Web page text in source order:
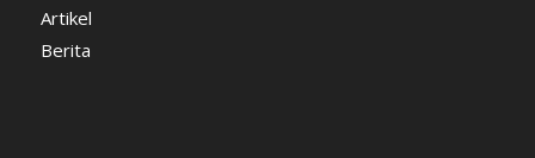
Artikel
Berita